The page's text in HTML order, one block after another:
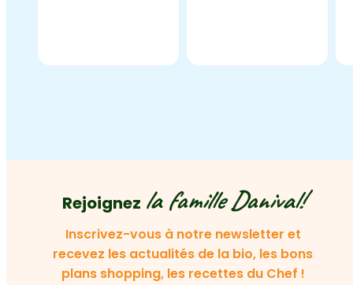
Rejoignez la famille Danival!
Inscrivez-vous à notre newsletter et
recevez les actualités de la bio, les bons
plans shopping, les recettes du Chef !